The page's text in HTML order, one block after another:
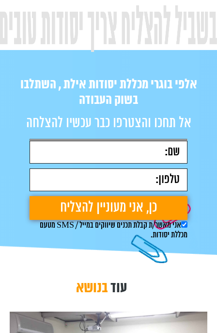
אלפי בוגרי מכללת יסודות אילת , השתלבו
בשוק העבודה
אל תחכו והצטרפו כבר עכשיו להצלחה
אני מאשר/ת קבלת תכנים שיווקים במייל / SMS מטעם
מכללת יסודות.
עודבנושא